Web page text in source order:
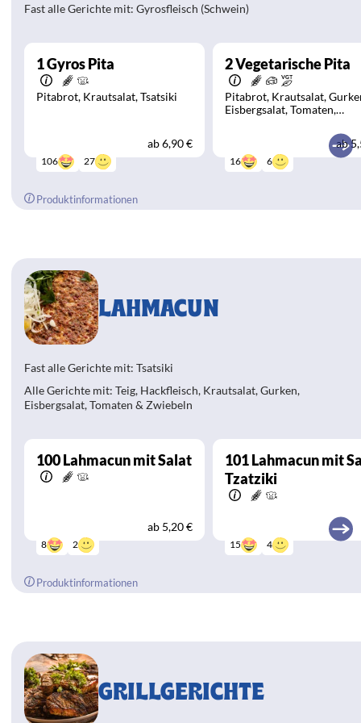
Fast alle Gerichte mit: Gyrosfleisch (Schwein)
1Gyros Pita
Pitabrot Krautsalat Tsatsiki
ab6,90 €
106 27
2Vegetarische Pita
Pitabrot Krautsalat
Eisbergsalat Tomaten
ab
16 6
Produktinformationen
LAHMACUN
Fast alle Gerichte mit: Tsatsiki
Alle Gerichte mit: Teig, Hackfleisch, Krautsalat, Gurken,
Eisbergsalat, Tomaten & Zwiebeln
100Lahmacun mit Salat
ab 5,20 €
8 2
101Lahmacun mit
Tzatziki
15 4
Produktinformationen
GRILLGERICHTE